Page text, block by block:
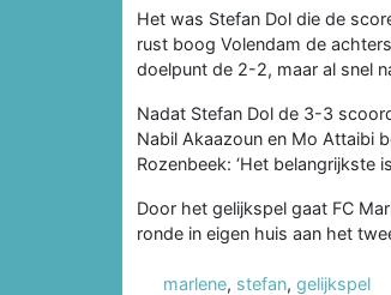
Het was Stefan Dol die de
rust boog Volendam de
doelpunt de 2-2, maar al snel
Nadat Stefan Dol de 3-3
Nabil Akaazoun en Mo Attaibi
Rozenbeek: ‘Het belangrijkste
Door het gelijkspel gaat FC
ronde in eigen huis aan het
marlene, stefan, gelijkspel